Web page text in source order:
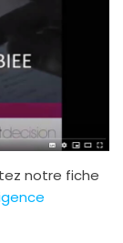
notre fiche